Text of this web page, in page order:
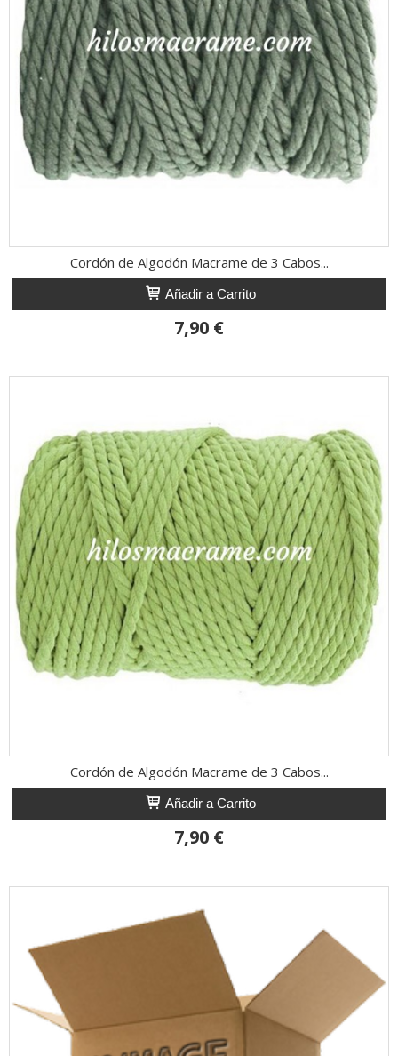
Cordón de Algodón Macrame de 3 Cabos...
Añadir a Carrito
7,90 €
Cordón de Algodón Macrame de 3 Cabos...
Añadir a Carrito
7,90 €